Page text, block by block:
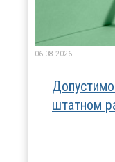
06.08.2026
штатном